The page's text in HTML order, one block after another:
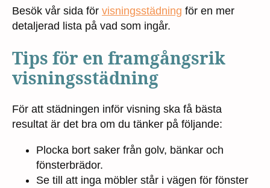
Besök vår sida för visningsstädning för en mer
detaljerad lista på vad som ingår.
Tips för en framgångsrik
visningsstädning
För att städningen inför visning ska få bästa
resultat är det bra om du tänker på följande:
Plocka bort saker från golv, bänkar och
fönsterbrädor.
Se till att inga möbler står i vägen för fönster